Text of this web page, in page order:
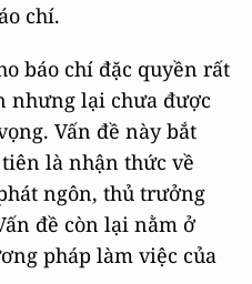
chí.
báo chí đặc quyền rất
nhưng lại chưa được
Vấn đề này bắt
là nhận thức về
ngôn, thủ trưởng
đề còn lại nằm ở
pháp làm việc của